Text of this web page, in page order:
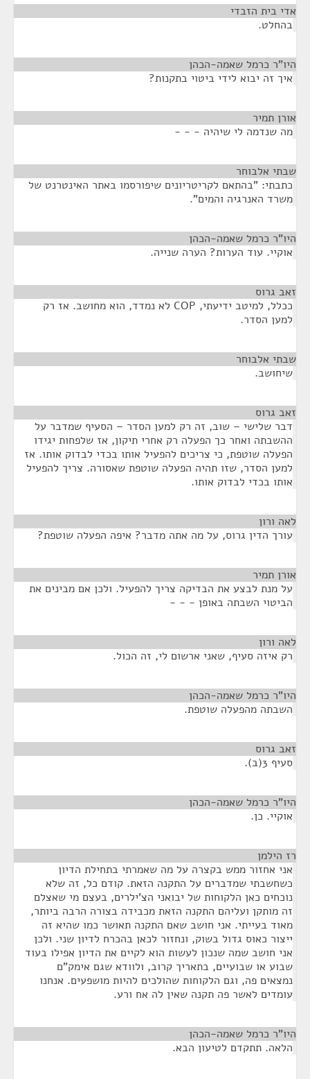
אדי בית הזבדי
בהחלט.
היו"ר כרמל שאמה-הכהן
איך זה יבוא לידי ביטוי בתקנות?
אורן תמיר
מה שנדמה לי שיהיה - - -
שבתי אלבוחר
כתבתי: "בהתאם לקריטריונים שיפורסמו באתר האינטרנט של
משרד האנרגיה והמים".
היו"ר כרמל שאמה-הכהן
אוקיי. עוד הערות? הערה שנייה.
זאב גרוס
ככלל, למיטב ידיעתי, COP לא נמדד, הוא מחושב. אז רק
למען הסדר.
שבתי אלבוחר
שיחושב.
זאב גרוס
דבר שלישי – שוב, זה רק למען הסדר – הסעיף שמדבר על
ההשבתה ואחר כך הפעלה רק אחרי תיקון, אז שלפחות יגידו
הפעלה שוטפת, כי צריכים להפעיל אותו בכדי לבדוק אותו. אז
למען הסדר, שזו תהיה הפעלה שוטפת שאסורה. צריך להפעיל
אותו בכדי לבדוק אותו.
לאה ורון
עורך הדין גרוס, על מה אתה מדבר? איפה הפעלה שוטפת?
אורן תמיר
על מנת לבצע את הבדיקה צריך להפעיל. ולכן אם מבינים את
הביטוי השבתה באופן - - -
לאה ורון
רק איזה סעיף, שאני ארשום לי, זה הכול.
היו"ר כרמל שאמה-הכהן
השבתה מהפעלה שוטפת.
זאב גרוס
סעיף 3(ב).
היו"ר כרמל שאמה-הכהן
אוקיי. כן.
רז הילמן
אני אחזור ממש בקצרה על מה שאמרתי בתחילת הדיון
כשחשבתי שמדברים על התקנה הזאת. קודם כל, זה שלא
נוכחים כאן הלקוחות של יבואני הצ'ילרים, בעצם מי שאצלם
זה מותקן ועליהם התקנה הזאת מכבידה בצורה הרבה ביותר,
מאוד בעייתי. אני חושב שאם התקנה תאושר כמו שהיא זה
ייצור כאוס גדול בשוק, ונחזור לכאן בהכרח לדיון שני. ולכן
אני חושב שמה שנכון לעשות הוא לקיים את הדיון אפילו בעוד
שבוע או שבועיים, בתאריך קרוב, ולוודא שגם אימק"ם
נמצאים פה, וגם הלקוחות שהולכים להיות מושפעים. אנחנו
עומדים לאשר פה תקנה שאין לה אח ורע.
היו"ר כרמל שאמה-הכהן
הלאה. תתקדם לטיעון הבא.